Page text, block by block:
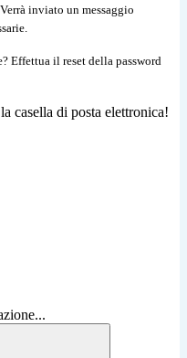
Verrà inviato un messaggio
Effettua il reset della password
casella di posta elettronica!